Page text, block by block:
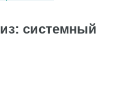
системный